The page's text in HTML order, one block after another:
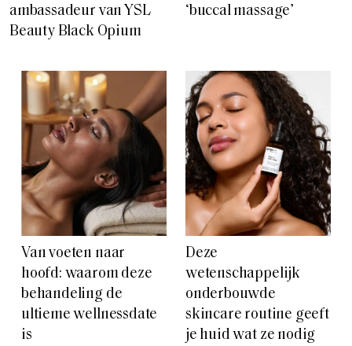
ambassadeur van YSL
Beauty Black Opium
‘buccal massage’
Van voeten naar
hoofd: waarom deze
behandeling de
ultieme wellnessdate
is
Deze
wetenschappelijk
onderbouwde
skincare routine geeft
je huid wat ze nodig